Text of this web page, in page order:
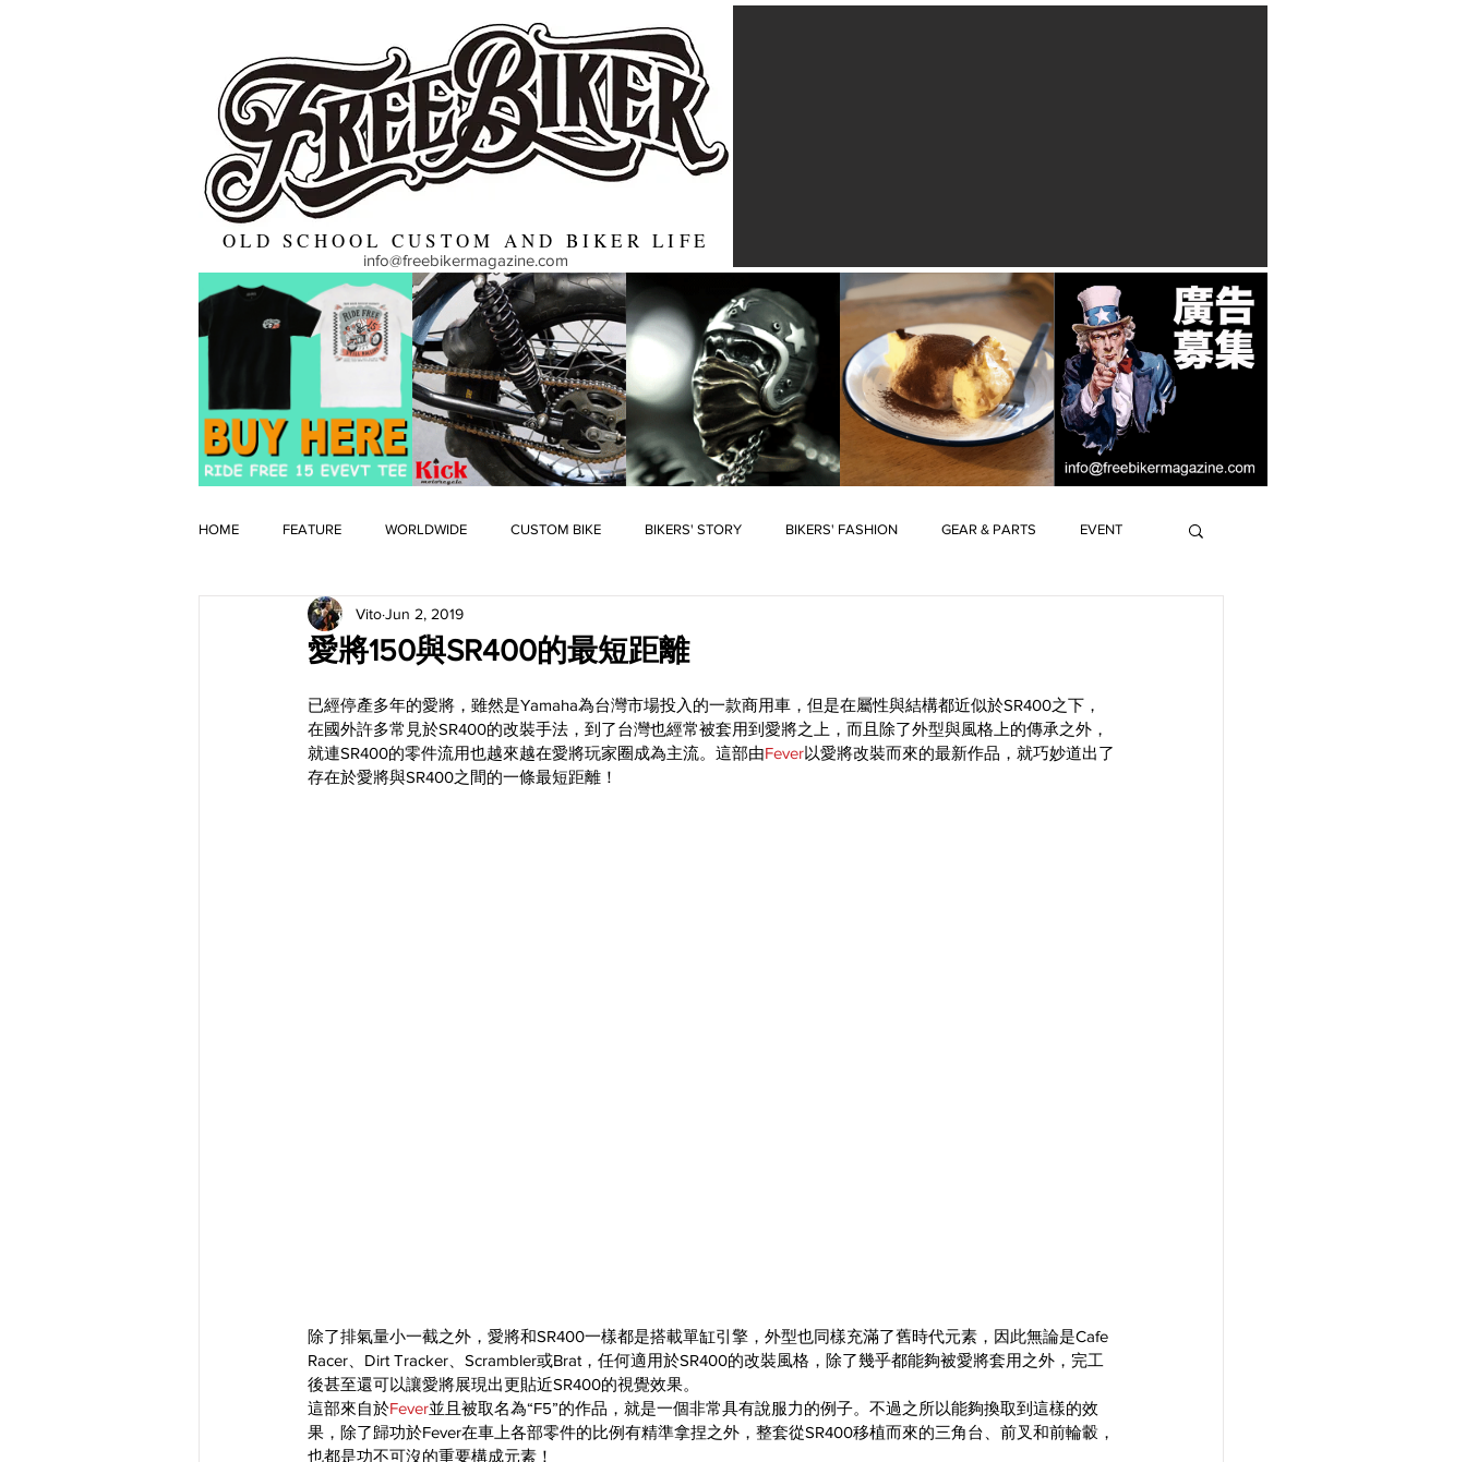
OLD SCHOOL CUSTOM AND BIKER LIFE
info@freebikermagazine.com
HOME FEATURE WORLDWIDE CUSTOM BIKE BIKERS' STORY BIKERS' FASHION GEAR & PARTS EVENT
OLD TIMER
愛將150與SR400的最短距離
VitoJun 2, 2019
已經停產多年的愛將，雖然是Yamaha為台灣市場投入的一款商用車，但是在屬性與結構都近似於SR400之下，
在國外許多常見於SR400的改裝手法，到了台灣也經常被套用到愛將之上，而且除了外型與風格上的傳承之外，
就連SR400的零件流用也越來越在愛將玩家圈成為主流。這部由Fever以愛將改裝而來的最新作品，就巧妙道出了
存在於愛將與SR400之間的一條最短距離！
除了排氣量小一截之外，愛將和SR400一樣都是搭載單缸引擎，外型也同樣充滿了舊時代元素，因此無論是Cafe
Racer、Dirt Tracker、Scrambler或Brat，任何適用於SR400的改裝風格，除了幾乎都能夠被愛將套用之外，完工
後甚至還可以讓愛將展現出更貼近SR400的視覺效果。
這部來自於Fever並且被取名為“F5”的作品，就是一個非常具有說服力的例子。不過之所以能夠換取到這樣的效
果，除了歸功於Fever在車上各部零件的比例有精準拿捏之外，整套從SR400移植而來的三角台、前叉和前輪轂，
也都是功不可沒的重要構成元素！